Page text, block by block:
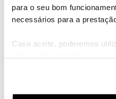
para o seu bom
necessários para a
Caso aceite, poderemos
funcionalidades (cookies de
funcionalidade) e adaptar
fidelização.